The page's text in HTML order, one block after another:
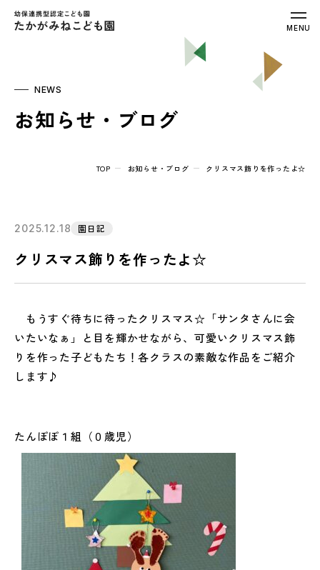
幼保連携型認定こども園 たかがみねこ
MENU
NEWS
お知らせ・ブログ
TOP お知らせ・ブログ クリスマス飾りを作ったよ☆
2025.12.18 園日記
クリスマス飾りを作ったよ☆
もうすぐ待ちに待ったクリスマス☆「サンタさんに会
いたいなぁ」と目を輝かせながら、 可愛いクリスマス飾
りを作った子どもたち！各クラスの素敵な作品をご紹介
します♪
たんぽぽ１組（０歳児）